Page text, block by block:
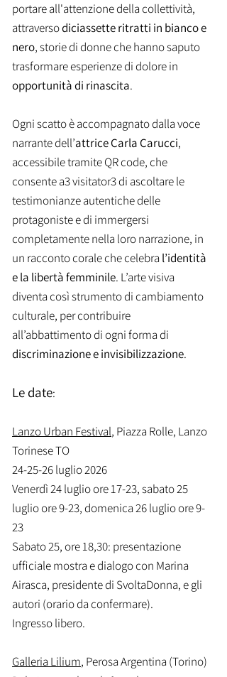
portare all'attenzione della collettività,
attraversodiciassette ritratti in bianco e
nero, storie di donne che hanno saputo
trasformare esperienze di dolore in
opportunità di rinascita.
Ogni scatto è accompagnato dalla voce
narrante dell’attrice Carla Carucci,
accessibile tramite QR code, che
consente a3 visitator3 di ascoltare le
testimonianze autentiche delle
protagoniste e di immergersi
completamente nella loro narrazione, in
un racconto corale che celebra l’identità
e la libertà femminile. L’arte visiva
diventa così strumento di cambiamento
culturale, per contribuire
all’abbattimento di ogni forma di
discriminazione e invisibilizzazione.
Le date:
Lanzo Urban Festival, Piazza Rolle, Lanzo
Torinese TO
24-25-26 luglio 2026
Venerdì 24 luglio ore 17-23, sabato 25
luglio ore 9-23, domenica 26 luglio ore 9-
23
Sabato 25, ore 18,30: presentazione
ufficiale mostra e dialogo con Marina
Airasca, presidente di SvoltaDonna, e gli
autori (orario da confermare).
Ingresso libero.
Galleria Lilium, Perosa Argentina (Torino)